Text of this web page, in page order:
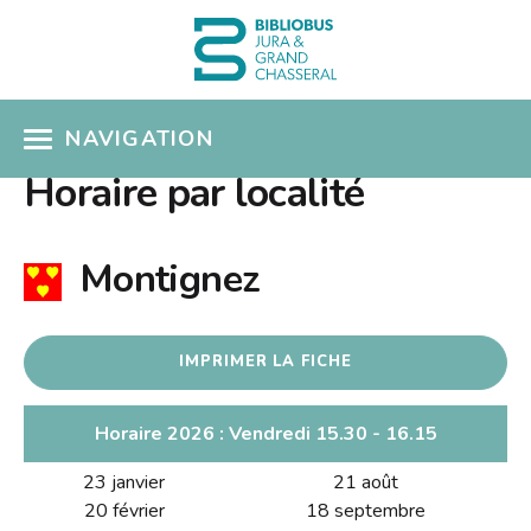
NAVIGATION
ACCÈS CATALOGUE
MON COMPTE
COLLECTIONS
Présentation
Nouveautés
Albums pour enfants
SÉLECTIONS THÉMATIQUES
EN PRATIQUE
Horaire par localité
Montignez
IMPRIMER LA FICHE
Horaire 2026 : Vendredi 15.30 - 16.15
23 janvier
20 février
21 août
18 septembre